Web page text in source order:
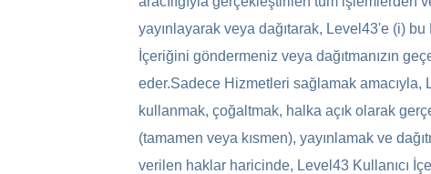
yayınlayarak veya dağıtarak, Level43'e (i)
İçeriğini göndermeniz veya dağıtmanızın
eder.Sadece Hizmetleri sağlamak amacıyla,
kullanmak, çoğaltmak, halka açık olarak
(tamamen veya kısmen), yayınlamak ve
verilen haklar haricinde, Level43 Kullanıcı